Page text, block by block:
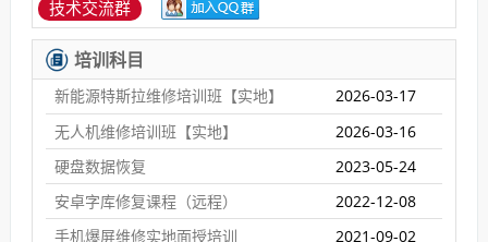
技术交流群
培训科目
新能源特斯拉维修培训班【实地】
2026-03-17
无人机维修培训班【实地】
2026-03-16
硬盘数据恢复
2023-05-24
安卓字库修复课程（远程）
2022-12-08
手机爆屏维修实地面授培训
2021-09-02